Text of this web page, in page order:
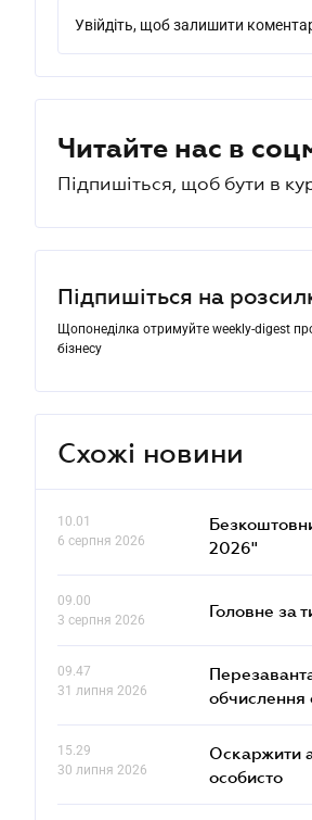
Увійдіть, щоб залишити
Читайте нас в
Підпишіться, щоб бути в
Підпишіться на
Щопонеділка отримуйте weekly-digest
бізнесу
Схожі новини
10.01
6 серпня 2026
2026"
09.00
3 серпня 2026
Головне за
09.47
31 липня 2026
обчислення
15.29
30 липня 2026
Оскаржити
особисто